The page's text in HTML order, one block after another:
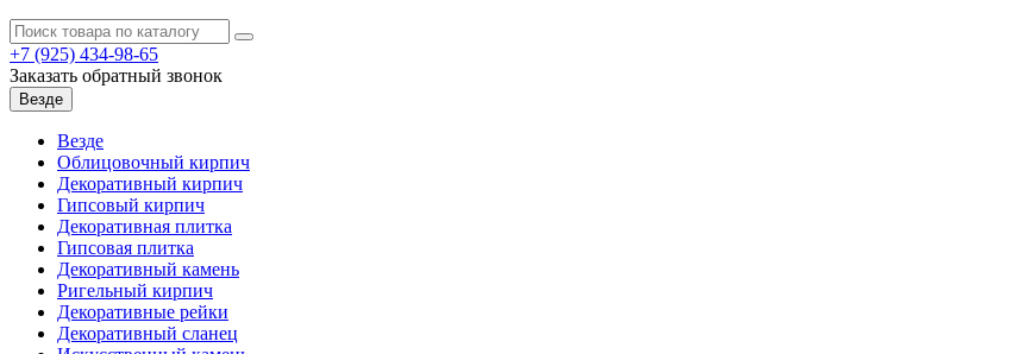
+7 (925) 434-98-65
Заказать обратный звонок
Везде
Везде
Облицовочный кирпич
Декоративный кирпич
Гипсовый кирпич
Декоративная плитка
Гипсовая плитка
Декоративный камень
Ригельный кирпич
Декоративные рейки
Декоративный сланец